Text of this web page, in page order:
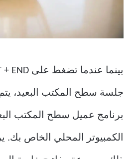
جلسة سطح المكتب البعيد،
برنامج عميل سطح المكتب